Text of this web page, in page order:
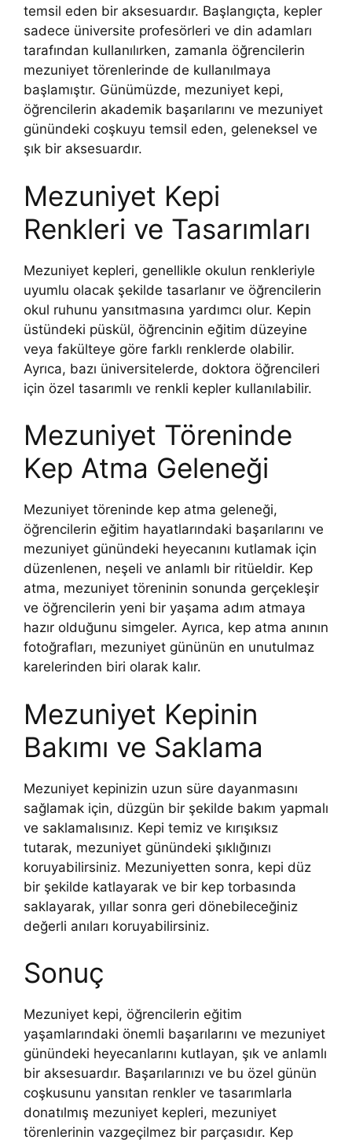
temsil eden bir aksesuardır. Başlangıçta, kepler
sadece üniversite profesörleri ve din adamları
tarafından kullanılırken, zamanla öğrencilerin
mezuniyet törenlerinde de kullanılmaya
başlamıştır. Günümüzde, mezuniyet kepi,
öğrencilerin akademik başarılarını ve mezuniyet
günündeki coşkuyu temsil eden, geleneksel ve
şık bir aksesuardır.
Mezuniyet Kepi
Renkleri ve Tasarımları
Mezuniyet kepleri, genellikle okulun renkleriyle
uyumlu olacak şekilde tasarlanır ve öğrencilerin
okul ruhunu yansıtmasına yardımcı olur. Kepin
üstündeki püskül, öğrencinin eğitim düzeyine
veya fakülteye göre farklı renklerde olabilir.
Ayrıca, bazı üniversitelerde, doktora öğrencileri
için özel tasarımlı ve renkli kepler kullanılabilir.
Mezuniyet Töreninde
Kep Atma Geleneği
Mezuniyet töreninde kep atma geleneği,
öğrencilerin eğitim hayatlarındaki başarılarını ve
mezuniyet günündeki heyecanını kutlamak için
düzenlenen, neşeli ve anlamlı bir ritüeldir. Kep
atma, mezuniyet töreninin sonunda gerçekleşir
ve öğrencilerin yeni bir yaşama adım atmaya
hazır olduğunu simgeler. Ayrıca, kep atma anının
fotoğrafları, mezuniyet gününün en unutulmaz
karelerinden biri olarak kalır.
Mezuniyet Kepinin
Bakımı ve Saklama
Mezuniyet kepinizin uzun süre dayanmasını
sağlamak için, düzgün bir şekilde bakım yapmalı
ve saklamalısınız. Kepi temiz ve kırışıksız
tutarak, mezuniyet günündeki şıklığınızı
koruyabilirsiniz. Mezuniyetten sonra, kepi düz
bir şekilde katlayarak ve bir kep torbasında
saklayarak, yıllar sonra geri dönebileceğiniz
değerli anıları koruyabilirsiniz.
Sonuç
Mezuniyet kepi, öğrencilerin eğitim
yaşamlarındaki önemli başarılarını ve mezuniyet
günündeki heyecanlarını kutlayan, şık ve anlamlı
bir aksesuardır. Başarılarınızı ve bu özel günün
coşkusunu yansıtan renkler ve tasarımlarla
donatılmış mezuniyet kepleri, mezuniyet
törenlerinin vazgeçilmez bir parçasıdır. Kep